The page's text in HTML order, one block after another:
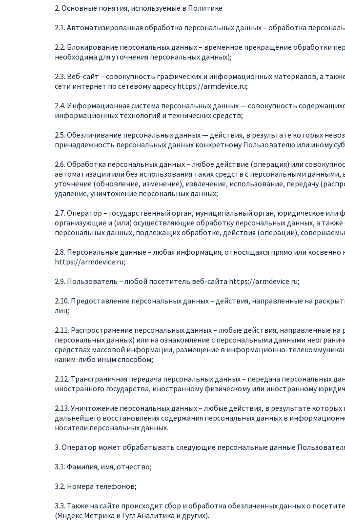
2. Основные понятия, используемые в Политике
2.1. Автоматизированная обработка персональных данных – обработка
2.2. Блокирование персональных данных – временное прекращение обработки
необходима для уточнения персональных данных);
2.3. Веб-сайт – совокупность графических и информационных материалов, а
сети интернет по сетевому адресу https://armdevice.ru;
2.4. Информационная система персональных данных — совокупность
информационных технологий и технических средств;
2.5. Обезличивание персональных данных — действия, в результате которых
принадлежность персональных данных конкретному Пользователю или иному
2.6. Обработка персональных данных – любое действие (операция) или
автоматизации или без использования таких средств с персональными
уточнение (обновление, изменение), извлечение, использование, передачу
удаление, уничтожение персональных данных;
2.7. Оператор – государственный орган, муниципальный орган, юридическое
организующие и (или) осуществляющие обработку персональных данных, а
персональных данных, подлежащих обработке, действия (операции),
2.8. Персональные данные – любая информация, относящаяся прямо или
https://armdevice.ru;
2.9. Пользователь – любой посетитель веб-сайта https://armdevice.ru;
2.10. Предоставление персональных данных – действия, направленные на
лиц;
2.11. Распространение персональных данных – любые действия, направленные
персональных данных) или на ознакомление с персональными данными
средствах массовой информации, размещение в информационно-
каким-либо иным способом;
2.12. Трансграничная передача персональных данных – передача персональных
иностранного государства, иностранному физическому или иностранному
2.13. Уничтожение персональных данных – любые действия, в результате
дальнейшего восстановления содержания персональных данных в
носители персональных данных.
3. Оператор может обрабатывать следующие персональные данные
3.1. Фамилия, имя, отчество;
3.2. Номера телефонов;
3.3. Также на сайте происходит сбор и обработка обезличенных данных о
(Яндекс Метрика и Гугл Аналитика и других).